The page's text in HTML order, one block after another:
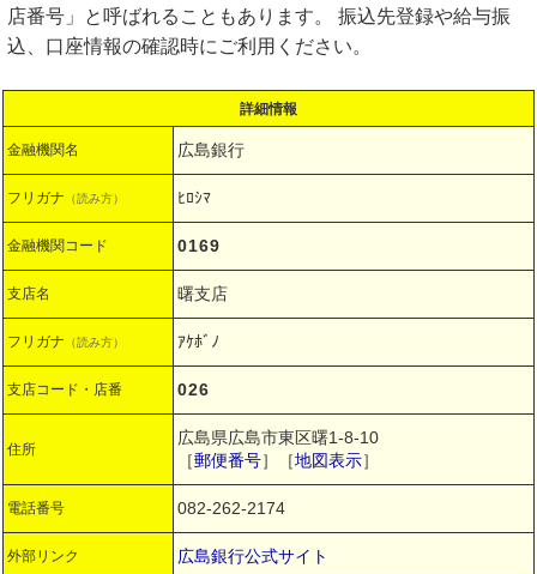
店番号」と呼ばれることもあります。 振込先登録や給与振
込、口座情報の確認時にご利用ください。
詳細情報
金融機関名 広島銀行
フリガナ （読み方） ﾋﾛｼﾏ
金融機関コード 0169
支店名 曙支店
フリガナ （読み方） ｱｹﾎﾞﾉ
支店コード・店番 026
住所
広島県広島市東区曙1-8-10
［郵便番号］［地図表示］
電話番号 082-262-2174
外部リンク 広島銀行公式サイト